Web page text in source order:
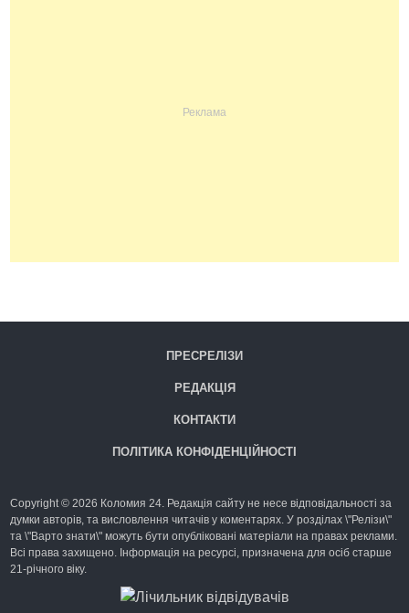
ПРЕСРЕЛІЗИ
РЕДАКЦІЯ
КОНТАКТИ
ПОЛІТИКА КОНФІДЕНЦІЙНОСТІ
Copyright © 2026 Коломия 24. Редакція сайту не несе відповідальності за
думки авторів, та висловлення читачів у коментарях. У розділах \"Релізи\"
та \"Варто знати\" можуть бути опубліковані матеріали на правах реклами.
Всі права захищено. Інформація на ресурсі, призначена для осіб старше
21-річного віку.